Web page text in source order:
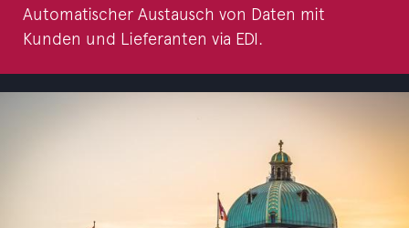
Automatischer Austausch von Daten mit
Kunden und Lieferanten via EDI.